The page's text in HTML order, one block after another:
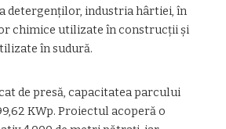
detergenților, industria hârtiei, în
chimice utilizate în construcții și
în sudură.
de presă, capacitatea parcului
KWp. Proiectul acoperă o